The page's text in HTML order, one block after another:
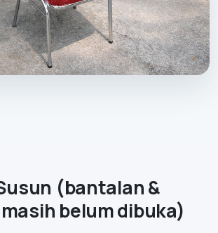
(bantalan &
belum dibuka)